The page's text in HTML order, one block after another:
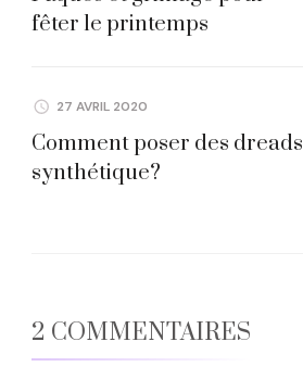
fêter le printemps
27 AVRIL 2020
Comment poser des dreads
synthétique?
2 COMMENTAIRES